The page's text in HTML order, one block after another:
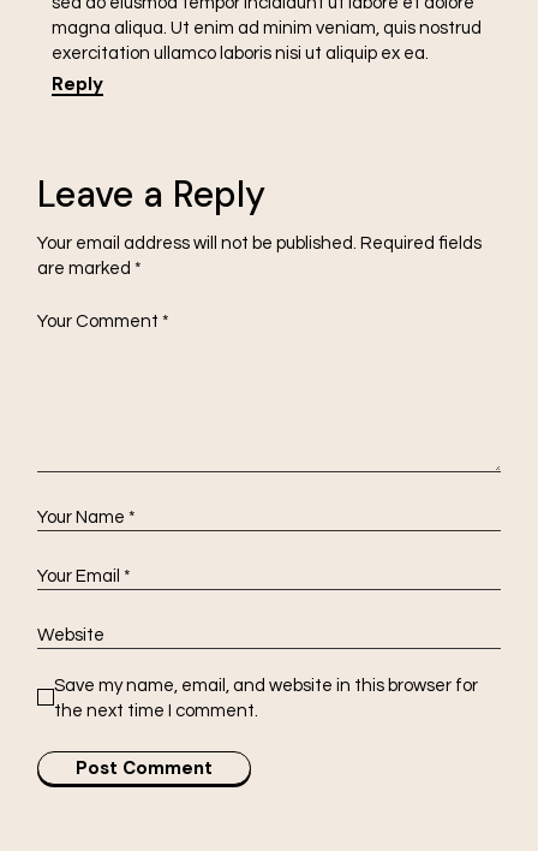
magna aliqua. Ut enim ad minim veniam, quis nostrud
exercitation ullamco laboris nisi ut aliquip ex ea.
Reply
Leave a Reply
Your email address will not be published. Required fields
are marked*
Save my name, email, and website in this browser for
the next time I comment.
Post Comment